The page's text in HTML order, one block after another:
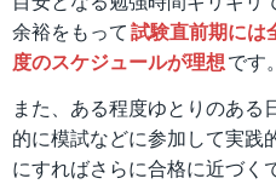
余裕をもって試験直前期には
度のスケジュールが理想です。
また、ある程度ゆとりのあ
的に模試などに参加して実践
にすればさらに合格に近づく